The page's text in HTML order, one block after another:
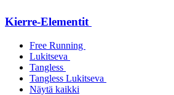
Kierre-Elementit
Free Running
Lukitseva
Tangless
Tangless Lukitseva
Näytä kaikki